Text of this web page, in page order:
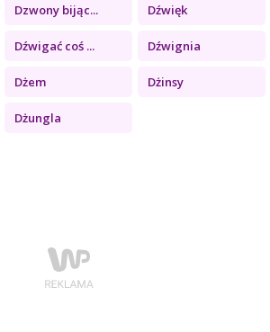
Dzwony bijąc... Dźwięk
Dźwigać coś ... Dźwignia
Dżem Dżinsy
Dżungla